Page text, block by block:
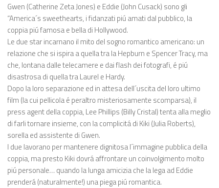
Gwen (Catherine Zeta Jones) e Eddie (John Cusack) sono gli
“America´s sweethearts, i fidanzati piú amati dal pubblico, la
coppia piú famosa e bella di Hollywood.
Le due star incarnano il mito del sogno romantico americano: un
relazione che si ispira a quella tra la Hepburn e Spencer Tracy, ma
che, lontana dalle telecamere e dai flash dei fotografi, é piú
disastrosa di quella tra Laurel e Hardy.
Dopo la loro separazione ed in attesa dell´uscita del loro ultimo
film (la cui pellicola é peraltro misteriosamente scomparsa), il
press agent della coppia, Lee Phillips (Billy Cristal) tenta alla meglio
di farli tornare insieme, con la complicitá di Kiki (Julia Roberts),
sorella ed assistente di Gwen.
I due lavorano per mantenere dignitosa l´immagine pubblica della
coppia, ma presto Kiki dovrá affrontare un coinvolgimento molto
piú personale… quando la lunga amicizia che la lega ad Eddie
prenderá (naturalmente!) una piega piú romantica.